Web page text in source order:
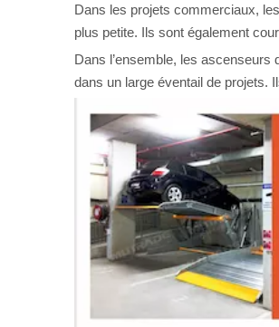
Dans les projets commerciaux,
plus petite. Ils sont également
Dans l’ensemble, les
dans un large éventail de projets.